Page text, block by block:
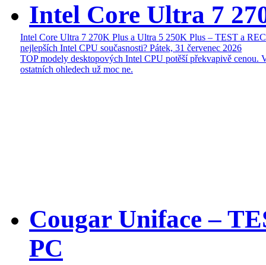
Intel Core Ultra 7
Intel Core Ultra 7 270K Plus a Ultra 5 250K Plus – TEST a
nejlepších Intel CPU současnosti? Pátek, 31 červenec 2026
TOP modely desktopových Intel CPU potěší překvapivě cenou.
ostatních ohledech už moc ne.
Cougar Uniface –
PC